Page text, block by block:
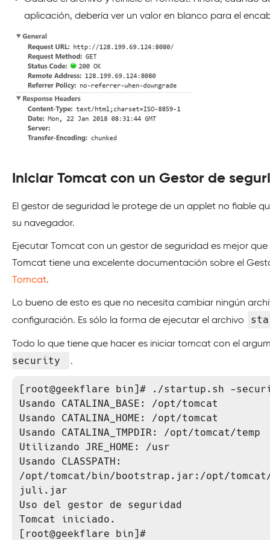
aplicación, debería ver un valor en blanco para el
Iniciar Tomcat con un Gestor de
El gestor de seguridad le protege de un applet no fiable
su navegador.
Ejecutar Tomcat con un gestor de seguridad es mejor que
Tomcat tiene una excelente documentación sobre el
Tomcat.
Lo bueno de esto es que no necesita cambiar ningún
configuración. Es sólo la forma de ejecutar el archivo
Todo lo que tiene que hacer es iniciar tomcat con el
security .
[root@geekflare bin]# ./startup.sh -
Usando CATALINA_BASE: /opt/tomcat
Usando CATALINA_HOME: /opt/tomcat
Usando CATALINA_TMPDIR: /opt/tomcat/temp
Utilizando JRE_HOME: /usr
Usando CLASSPATH:
/opt/tomcat/bin/bootstrap.jar:/opt/
juli.jar
Uso del gestor de seguridad
Tomcat iniciado.
[root@geekflare bin]#